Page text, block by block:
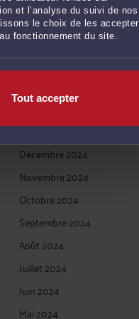
et l’analyse du suivi de nos
le choix de les accepter,
fonctionnement du site.
Tout accepter
Juin 2025
Mai 2025
Avril 2025
Février 2025
Janvier 2025
Décembre 2024
Novembre 2024
Octobre 2024
Septembre 2024
Août 2024
Juillet 2024
Juin 2024
Mai 2024